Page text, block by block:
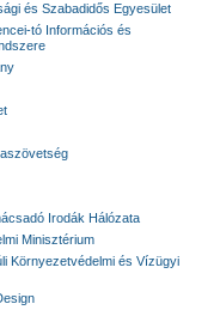
és Szabadidős Egyesület
tó Információs és
Irodák Hálózata
Minisztérium
Környezetvédelmi és Vízügyi